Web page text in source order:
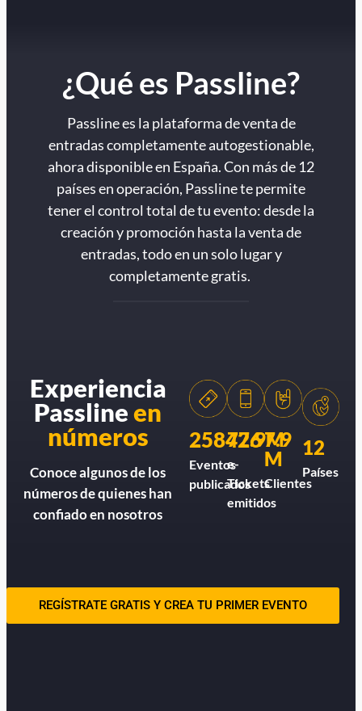
¿Qué es Passline?
Passline es la plataforma de venta de
entradas completamente autogestionable,
ahora disponible en España. Con más de 12
países en operación, Passline te permite
tener el control total de tu evento: desde la
creación y promoción hasta la venta de
entradas, todo en un solo lugar y
completamente gratis.
Experiencia
Passlineen
números
Conoce algunos de los
números de quienes han
confiado en nosotros
258426
Eventos
publicados
77.9M
e-
Tickets
emitidos
7.9
M
Clientes
12
Países
REGÍSTRATE GRATIS Y CREA TU PRIMER EVENTO